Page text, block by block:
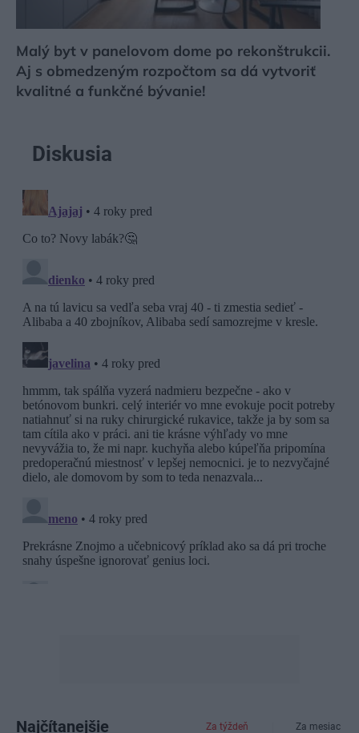
Malý byt v panelovom dome po rekonštrukcii.
Aj s obmedzeným rozpočtom sa dá vytvoriť
kvalitné a funkčné bývanie!
Diskusia
Najčítanejšie Za týždeň Za mesiac